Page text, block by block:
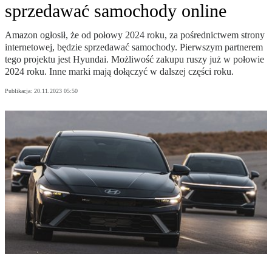
sprzedawać samochody online
Amazon ogłosił, że od połowy 2024 roku, za pośrednictwem strony
internetowej, będzie sprzedawać samochody. Pierwszym partnerem
tego projektu jest Hyundai. Możliwość zakupu ruszy już w połowie
2024 roku. Inne marki mają dołączyć w dalszej części roku.
Publikacja: 20.11.2023 05:50